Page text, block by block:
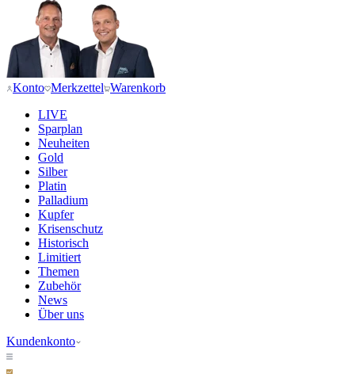
Konto Merkzettel Warenkorb
LIVE
Sparplan
Neuheiten
Gold
Silber
Platin
Palladium
Kupfer
Krisenschutz
Historisch
Limitiert
Themen
Zubehör
News
Über uns
Kundenkonto